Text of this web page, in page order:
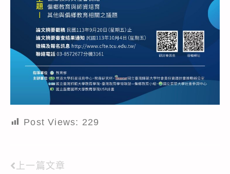
Post Views: 229
Read
上一篇文章